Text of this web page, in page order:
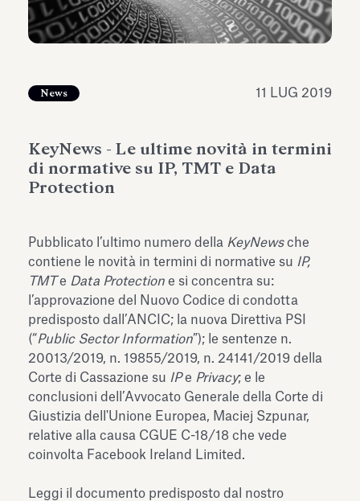
Fondazione Torlonia inaugura la
mostra Marmora Romana
ampliando gli spazi espositivi
Chiomenti
EcoVadis
News 11 LUG 2019
KeyNews - Le ultime novità in termini
di normative su IP, TMT e Data
Protection
Pubblicato l’ultimo numero della KeyNewsche
contiene le novità in termini di normative su IP,
TMT e Data Protection e si concentra su:
l’approvazione del Nuovo Codice di condotta
predisposto dall’ANCIC; la nuova Direttiva PSI
(“Public Sector Information”); le sentenze n.
20013/2019, n. 19855/2019, n. 24141/2019 della
Corte di Cassazione su IPe Privacy; e le
conclusioni dell’Avvocato Generale della Corte di
Giustizia dell'Unione Europea, Maciej Szpunar,
relative alla causa CGUE C-18/18 che vede
coinvolta Facebook Ireland Limited.
Leggi il documento predisposto dal nostro